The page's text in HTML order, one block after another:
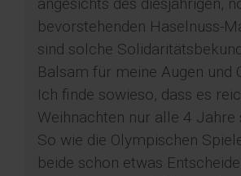
angesichts des diesjährigen,
bevorstehenden Haselnuss-
sind solche
Balsam für meine Augen und
Ich finde sowieso, dass es
Weihnachten nur alle 4 Jahre
So wie die Olympischen
beide schon etwas